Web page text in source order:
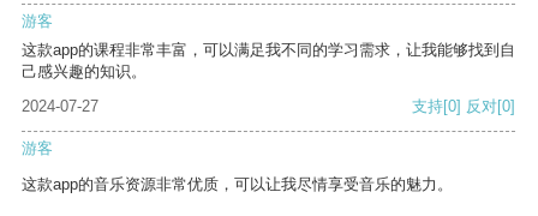
游客
这款app的课程非常丰富，可以满足我不同的学习需求，让我能够找到自
己感兴趣的知识。
2024-07-27
支持[0] 反对[0]
游客
这款app的音乐资源非常优质，可以让我尽情享受音乐的魅力。